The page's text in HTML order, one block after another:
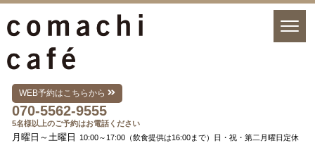
WEB予約はこちらから
070-5562-9555
5名様以上のご予約はお電話ください
月曜日～土曜日 10:00～17:00（飲食提供は16:00まで）日・祝・第二月曜日定休